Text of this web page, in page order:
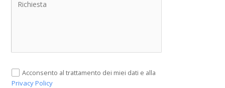
Acconsento al trattamento dei miei dati e alla
Privacy Policy